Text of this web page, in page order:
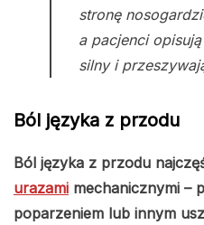
stronę
a pacjenci
silny i
Ból języka z przodu
Ból języka z przodu
urazami mechanicznymi –
poparzeniem lub innym